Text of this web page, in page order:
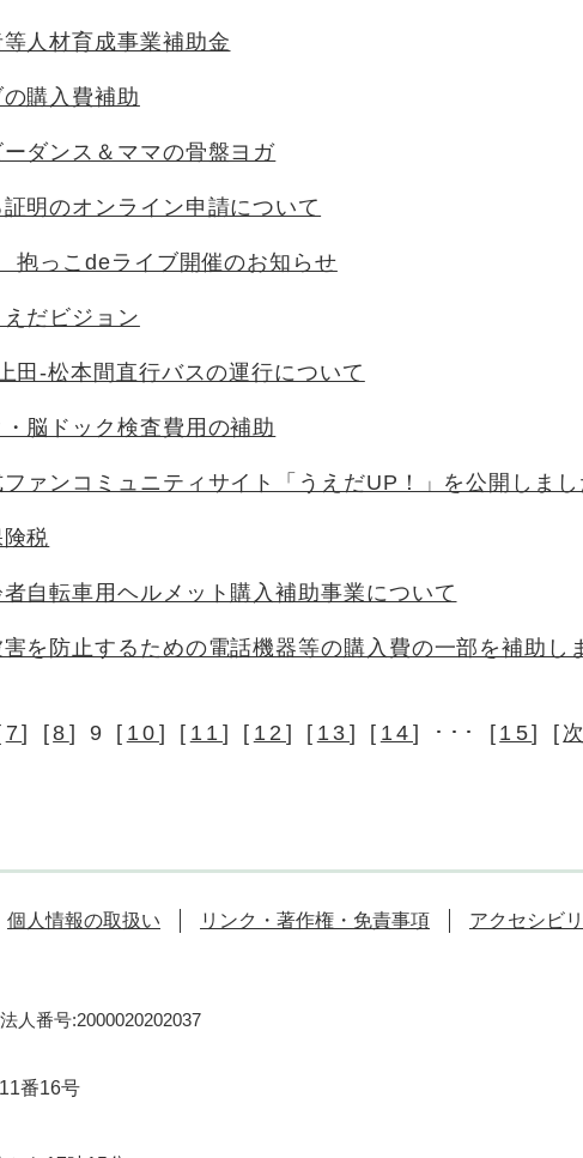
人材育成事業補助金
購入費補助
ダンス＆ママの骨盤ヨガ
明のオンライン申請について
っこdeライブ開催のお知らせ
だビジョン
田-松本間直行バスの運行について
・脳ドック検査費用の補助
ファンコミュニティサイト「うえだUP！」を公開しま
税
者自転車用ヘルメット購入補助事業について
を防止するための電話機器等の購入費の一部を補助し
7] [8 ] 9 [ 10 ] [ 11 ] [ 12 ] [ 13 ] [ 14 ] ･･･ [ 15] [
個人情報の取扱い リンク・著作権・免責事項 アクセシビ
法人番号:2000020202037
番16号